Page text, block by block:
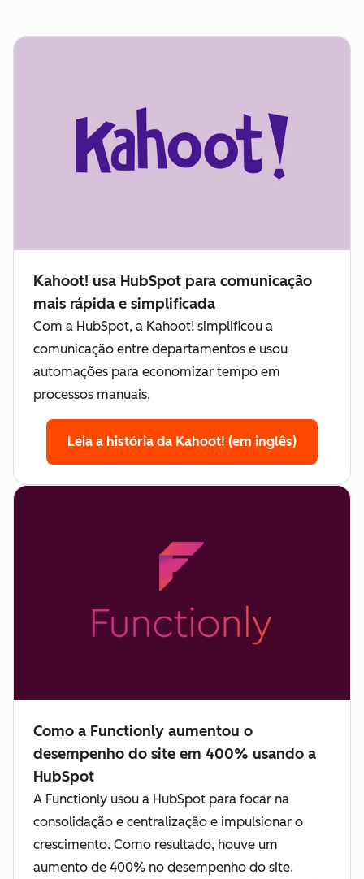
Kahoot! usa HubSpot para comunicação
mais rápida e simplificada
Com a HubSpot, a Kahoot! simplificou a
comunicação entre departamentos e usou
automações para economizar tempo em
processos manuais.
Leia a história da Kahoot! (em inglês)
Como a Functionly aumentou o
desempenho do site em 400% usando a
HubSpot
A Functionly usou a HubSpot para focar na
consolidação e centralização e impulsionar o
crescimento. Como resultado, houve um
aumento de 400% no desempenho do site.